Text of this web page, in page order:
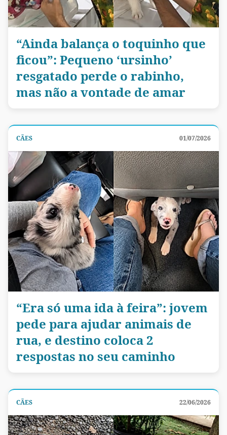
“Ainda balança o toquinho que
ficou”: Pequeno ‘ursinho’
resgatado perde o rabinho,
mas não a vontade de amar
CÃES 01/07/2026
“Era só uma ida à feira”: jovem
pede para ajudar animais de
rua, e destino coloca 2
respostas no seu caminho
CÃES 22/06/2026